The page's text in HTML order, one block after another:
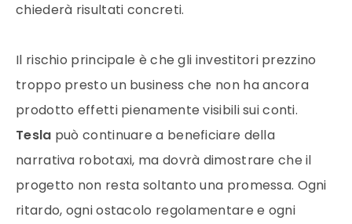
chiederà risultati concreti.
Il rischio principale è che gli investitori prezzino
troppo presto un business che non ha ancora
prodotto effetti pienamente visibili sui conti.
Tesla può continuare a beneficiare della
narrativa robotaxi, ma dovrà dimostrare che il
progetto non resta soltanto una promessa. Ogni
ritardo, ogni ostacolo regolamentare e ogni